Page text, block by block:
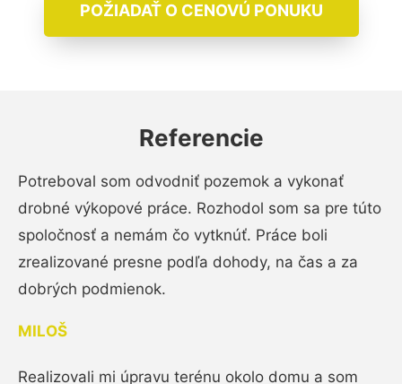
POŽIADAŤ O CENOVÚ PONUKU
Referencie
Potreboval som odvodniť pozemok a vykonať
drobné výkopové práce. Rozhodol som sa pre túto
spoločnosť a nemám čo vytknúť. Práce boli
zrealizované presne podľa dohody, na čas a za
dobrých podmienok.
MILOŠ
Realizovali mi úpravu terénu okolo domu a som